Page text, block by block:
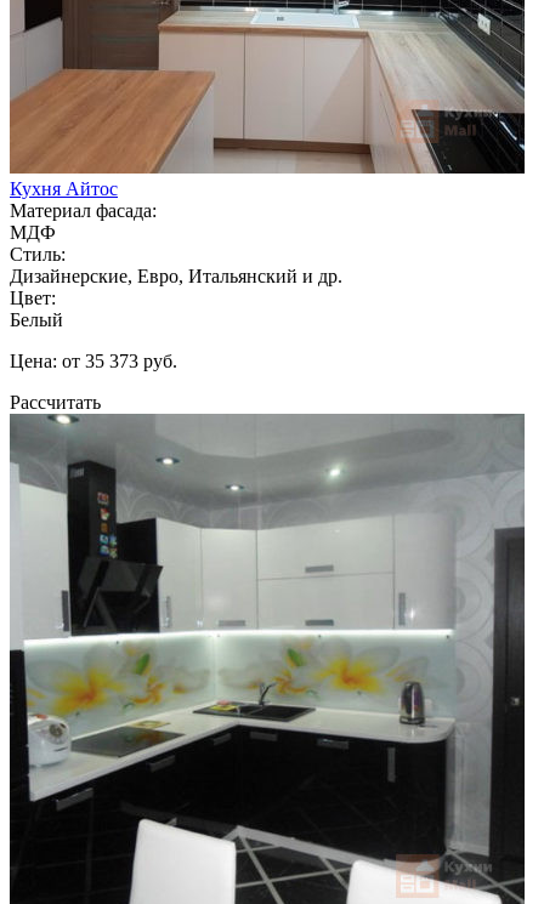
Кухня Айтос
Материал фасада:
МДФ
Стиль:
Дизайнерские, Евро, Итальянский и др.
Цвет:
Белый
Цена: от 35 373 руб.
Рассчитать